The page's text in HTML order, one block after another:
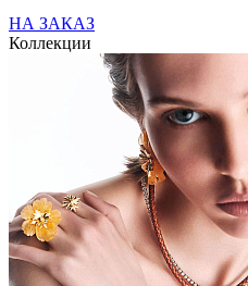
НА ЗАКАЗ
Коллекции